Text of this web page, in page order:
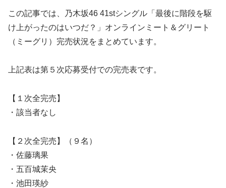
この記事では、乃木坂46 41stシングル「最後に階段を駆
け上がったのはいつだ？」オンラインミート＆グリート
（ミーグリ）完売状況をまとめています。
上記表は第５次応募受付での完売表です。
【１次全完売】
・該当者なし
【２次全完売】（９名）
・佐藤璃果
・五百城茉央
・池田瑛紗